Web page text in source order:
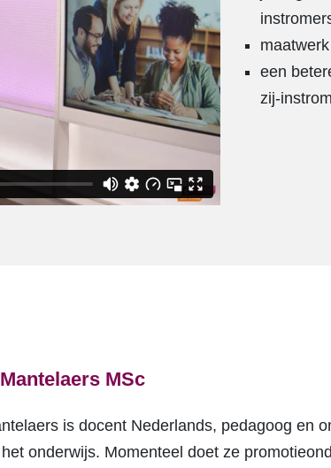
een
zij-
MSc
is docent Nederlands, pedagoog en
onderwijs. Momenteel doet ze